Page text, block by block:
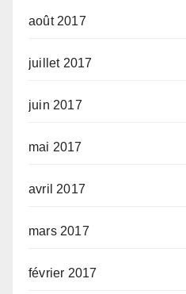
août 2017
juillet 2017
juin 2017
mai 2017
avril 2017
mars 2017
février 2017